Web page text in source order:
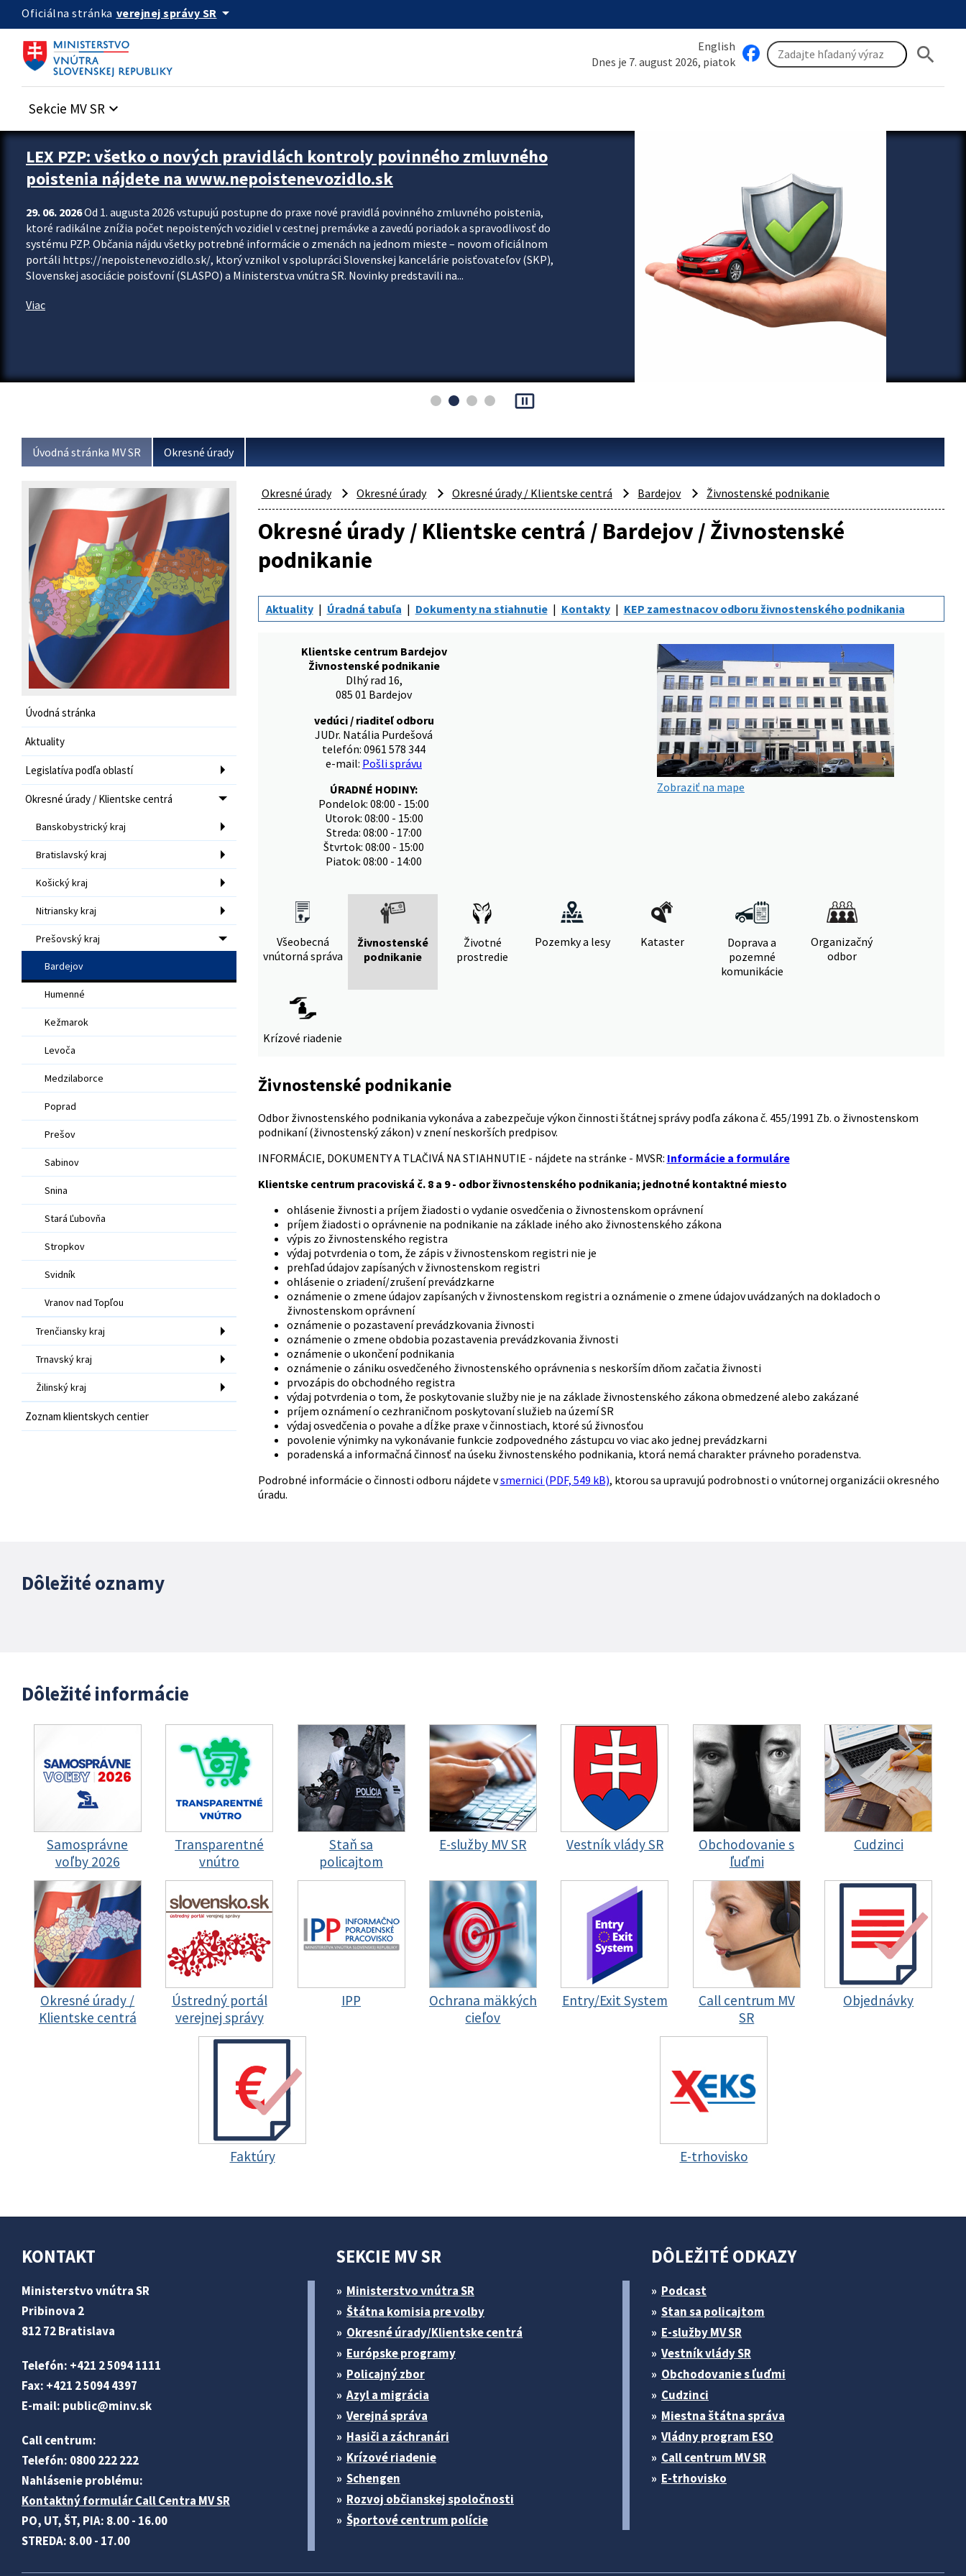
Preskocit na hlavný obsah
Oficiálna stránka verejnej správy SR arrow_drop_down
English
Dnes je 7. august 2026, piatok
search
Sekcie MV SR keyboard_arrow_down
Zastavit automatický posun upútavok
LEX PZP: všetko o nových pravidlách kontroly povinného zmluvného
poistenia nájdete na www.nepoistenevozidlo.sk
29. 06. 2026Od 1. augusta 2026 vstupujú postupne do praxe nové pravidlá povinného zmluvného poistenia,
ktoré radikálne znížia počet nepoistených vozidiel v cestnej premávke a zavedú poriadok a spravodlivosť do
systému PZP. Občania nájdu všetky potrebné informácie o zmenách na jednom mieste – novom oficiálnom
portáli https://nepoistenevozidlo.sk/, ktorý vznikol v spolupráci Slovenskej kancelárie poisťovateľov (SKP),
Slovenskej asociácie poisťovní (SLASPO) a Ministerstva vnútra SR. Novinky predstavili na...
Viac
pause_presentation
Úvodná stránka MV SR Okresné úrady
Úvodná stránka
Aktuality
Legislatíva podľa oblastí
Okresné úrady / Klientske centrá
Banskobystrický kraj
Bratislavský kraj
Košický kraj
Nitriansky kraj
Prešovský kraj
Bardejov
Humenné
Kežmarok
Levoča
Medzilaborce
Poprad
Prešov
Sabinov
Snina
Stará Ľubovňa
Stropkov
Svidník
Vranov nad Topľou
Trenčiansky kraj
Trnavský kraj
Žilinský kraj
Zoznam klientskych centier
Okresné úrady Okresné úrady Okresné úrady / Klientske centrá Bardejov Živnostenské podnikanie
Okresné úrady / Klientske centrá / Bardejov / Živnostenské
podnikanie
Aktuality Úradná tabuľa Dokumenty na stiahnutie Kontakty KEP zamestnacov odboru živnostenského podnikania
Klientske centrum Bardejov
Živnostenské podnikanie
Dlhý rad 16,
085 01 Bardejov
vedúci / riaditeľ odboru
JUDr. Natália Purdešová
telefón: 0961 578 344
e-mail: Pošli správu
ÚRADNÉ HODINY:
Pondelok: 08:00 - 15:00
Utorok: 08:00 - 15:00
Streda: 08:00 - 17:00
Štvrtok: 08:00 - 15:00
Piatok: 08:00 - 14:00
Zobraziť na mape
Všeobecná
vnútorná správa
Živnostenské
podnikanie
Životné
prostredie
Pozemky a lesy Kataster
Doprava a
pozemné
komunikácie
Organizačný
odbor
Krízové riadenie
Živnostenské podnikanie
Odbor živnostenského podnikania vykonáva a zabezpečuje výkon činnosti štátnej správy podľa zákona č. 455/1991 Zb. o živnostenskom
podnikaní (živnostenský zákon) v znení neskorších predpisov.
INFORMÁCIE, DOKUMENTY A TLAČIVÁ NA STIAHNUTIE - nájdete na stránke - MVSR: Informácie a formuláre
Klientske centrum pracoviská č. 8 a 9 - odbor živnostenského podnikania; jednotné kontaktné miesto
ohlásenie živnosti a príjem žiadosti o vydanie osvedčenia o živnostenskom oprávnení
príjem žiadosti o oprávnenie na podnikanie na základe iného ako živnostenského zákona
výpis zo živnostenského registra
výdaj potvrdenia o tom, že zápis v živnostenskom registri nie je
prehľad údajov zapísaných v živnostenskom registri
ohlásenie o zriadení/zrušení prevádzkarne
oznámenie o zmene údajov zapísaných v živnostenskom registri a oznámenie o zmene údajov uvádzaných na dokladoch o
živnostenskom oprávnení
oznámenie o pozastavení prevádzkovania živnosti
oznámenie o zmene obdobia pozastavenia prevádzkovania živnosti
oznámenie o ukončení podnikania
oznámenie o zániku osvedčeného živnostenského oprávnenia s neskorším dňom začatia živnosti
prvozápis do obchodného registra
výdaj potvrdenia o tom, že poskytovanie služby nie je na základe živnostenského zákona obmedzené alebo zakázané
príjem oznámení o cezhraničnom poskytovaní služieb na území SR
výdaj osvedčenia o povahe a dĺžke praxe v činnostiach, ktoré sú živnosťou
povolenie výnimky na vykonávanie funkcie zodpovedného zástupcu vo viac ako jednej prevádzkarni
poradenská a informačná činnosť na úseku živnostenského podnikania, ktorá nemá charakter právneho poradenstva.
Podrobné informácie o činnosti odboru nájdete vsmernici (PDF, 549 kB), ktorou sa upravujú podrobnosti o vnútornej organizácii okresného
úradu.
Dôležité oznamy
Dôležité informácie
Samosprávne
voľby 2026
Transparentné
vnútro
Staň sa
policajtom
E-služby MV SR Vestník vlády SR
Obchodovanie s
ľuďmi
Cudzinci
Okresné úrady /
Klientske centrá
Ústredný portál
verejnej správy
IPP
Ochrana mäkkých
cieľov
Entry/Exit System
Call centrum MV
SR
Objednávky
Faktúry E-trhovisko
KONTAKT
Ministerstvo vnútra SR
Pribinova 2
812 72 Bratislava
Telefón: +421 2 5094 1111
Fax: +421 2 5094 4397
E-mail: public@minv.sk
Call centrum:
Telefón: 0800 222 222
Nahlásenie problému:
Kontaktný formulár Call Centra MV SR
PO, UT, ŠT, PIA: 8.00 - 16.00
STREDA: 8.00 - 17.00
SEKCIE MV SR
Ministerstvo vnútra SR
Štátna komisia pre volby
Okresné úrady/Klientske centrá
Európske programy
Policajný zbor
Azyl a migrácia
Verejná správa
Hasiči a záchranári
Krízové riadenie
Schengen
Rozvoj občianskej spoločnosti
Športové centrum polície
DÔLEŽITÉ ODKAZY
Podcast
Stan sa policajtom
E-služby MV SR
Vestník vlády SR
Obchodovanie s ľuďmi
Cudzinci
Miestna štátna správa
Vládny program ESO
Call centrum MV SR
E-trhovisko